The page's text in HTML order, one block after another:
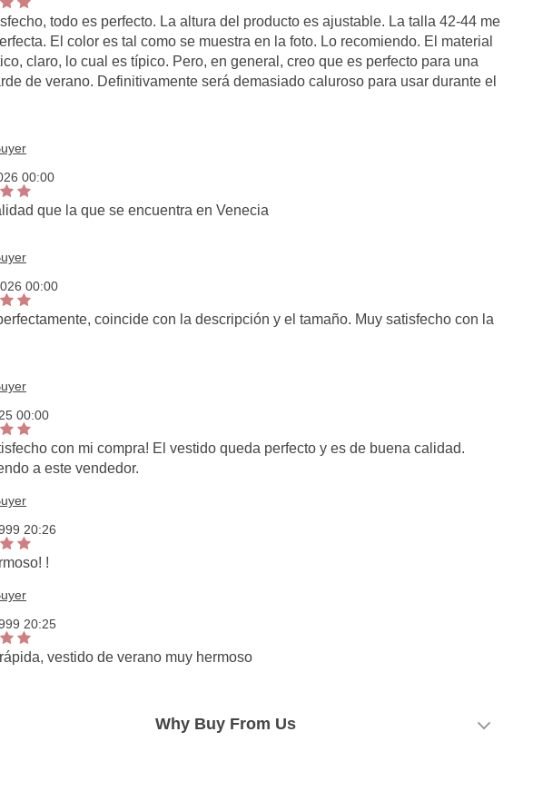
todo es perfecto. La altura del producto es ajustable. La talla 42-44 me
El color es tal como se muestra en la foto. Lo recomiendo. El material
claro, lo cual es típico. Pero, en general, creo que es perfecto para una
de verano. Definitivamente será demasiado caluroso para usar durante el
00:00
que la que se encuentra en Venecia
00:00
coincide con la descripción y el tamaño. Muy satisfecho con la
00:00
con mi compra! El vestido queda perfecto y es de buena calidad.
a este vendedor.
20:26
!
20:25
vestido de verano muy hermoso
Why Buy From Us